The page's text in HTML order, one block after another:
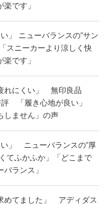
です」
」 ニューバランスの“サン
スニーカーより涼しく快
です」
れにくい」 無印良品
評 「履き心地が良い」
しません」の声
い」 ニューバランスの“厚
てふかふか」「どこまで
ランス」
めてました」 アディダス